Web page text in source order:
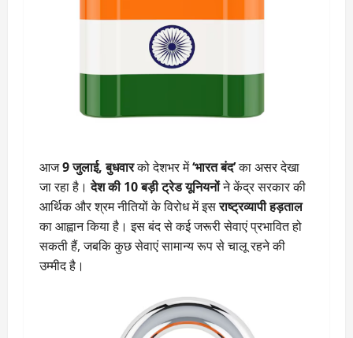
आज9 जुलाई, बुधवारको देशभर में‘भारत बंद’का असर देखा
जा रहा है।देश की 10 बड़ी ट्रेड यूनियनोंने केंद्र सरकार की
आर्थिक और श्रम नीतियों के विरोध में इसराष्ट्रव्यापी हड़ताल
का आह्वान किया है। इस बंद से कई जरूरी सेवाएं प्रभावित हो
सकती हैं, जबकि कुछ सेवाएं सामान्य रूप से चालू रहने की
उम्मीद है।